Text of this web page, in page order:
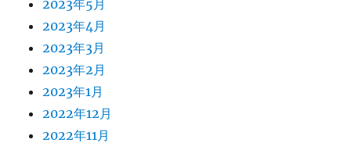
2023年5月
2023年4月
2023年3月
2023年2月
2023年1月
2022年12月
2022年11月